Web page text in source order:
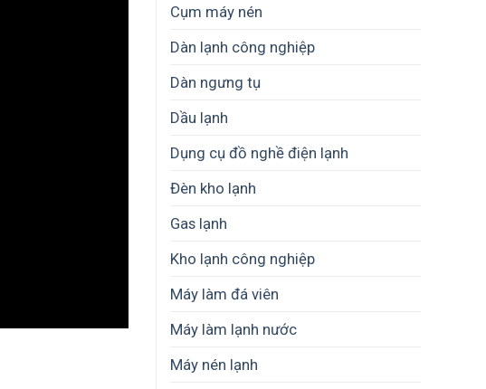
Cụm máy nén
Dàn lạnh công nghiệp
Dàn ngưng tụ
Dầu lạnh
Dụng cụ đồ nghề điện lạnh
Đèn kho lạnh
Gas lạnh
Kho lạnh công nghiệp
Máy làm đá viên
Máy làm lạnh nước
Máy nén lạnh